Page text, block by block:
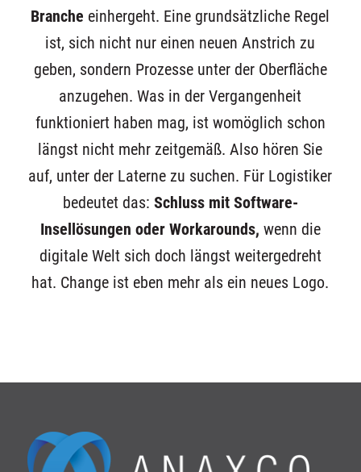
Branche einhergeht. Eine grundsätzliche Regel
ist, sich nicht nur einen neuen Anstrich zu
geben, sondern Prozesse unter der Oberfläche
anzugehen. Was in der Vergangenheit
funktioniert haben mag, ist womöglich schon
längst nicht mehr zeitgemäß. Also hören Sie
auf, unter der Laterne zu suchen. Für Logistiker
bedeutet das: Schluss mit Software-
Insellösungen oder Workarounds, wenn die
digitale Welt sich doch längst weitergedreht
hat. Change ist eben mehr als ein neues Logo.